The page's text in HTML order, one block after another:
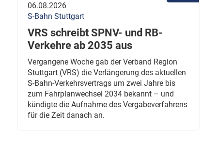
06.08.2026
S-Bahn Stuttgart
VRS schreibt SPNV- und RB-
Verkehre ab 2035 aus
Vergangene Woche gab der Verband Region
Stuttgart (VRS) die Verlängerung des aktuellen
S-Bahn-Verkehrsvertrags um zwei Jahre bis
zum Fahrplanwechsel 2034 bekannt – und
kündigte die Aufnahme des Vergabeverfahrens
für die Zeit danach an.